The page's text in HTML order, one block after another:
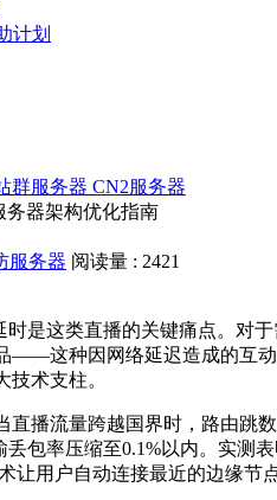
计划
群服务器 CN2服务器
务器架构优化指南
服务器 阅读量 : 2421
是这类直播的关键痛点。对
——这种因网络延迟造成的互
术支柱。
直播流量跨越国界时，路由跳
丢包率压缩至0.1%以内。实测
让用户自动连接最近的边缘节